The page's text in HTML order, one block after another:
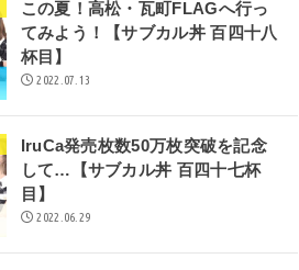
この夏！高松・瓦町FLAGへ行っ
てみよう！【サブカル丼 百四十八
杯目】
2022.07.13
IruCa発売枚数50万枚突破を記念
して…【サブカル丼 百四十七杯
目】
2022.06.29